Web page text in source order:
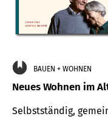
BAUEN + WOHNEN
Neues Wohnen im
Selbstständig,